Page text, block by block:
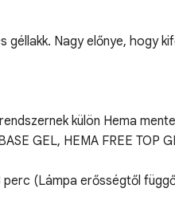
géllakk. Nagy előnye, hogy
külön Hema
GEL, HEMA FREE TOP
perc (Lámpa erősségtől